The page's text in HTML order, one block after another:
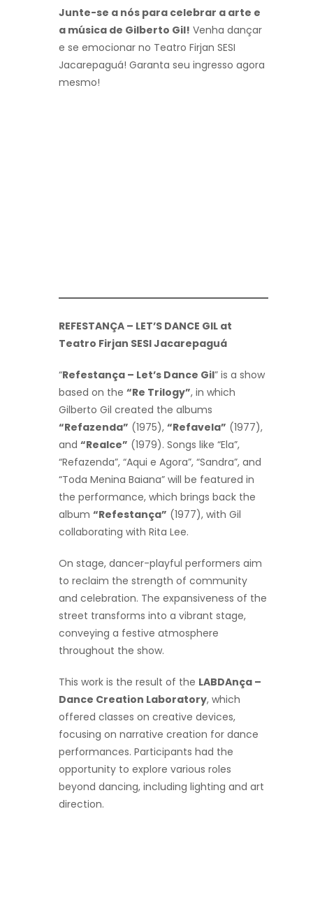
Junte-se a nós para celebrar a arte e
a música de Gilberto Gil! Venha dançar
e se emocionar no Teatro Firjan SESI
Jacarepaguá! Garanta seu ingresso agora
mesmo!
REFESTANÇA – LET’S DANCE GIL at
Teatro Firjan SESI Jacarepaguá
“Refestança – Let’s Dance Gil” is a show
based on the “Re Trilogy”, in which
Gilberto Gil created the albums
“Refazenda” (1975), “Refavela” (1977),
and “Realce” (1979). Songs like “Ela”,
“Refazenda”, “Aqui e Agora”, “Sandra”, and
“Toda Menina Baiana” will be featured in
the performance, which brings back the
album “Refestança” (1977), with Gil
collaborating with Rita Lee.
On stage, dancer-playful performers aim
to reclaim the strength of community
and celebration. The expansiveness of the
street transforms into a vibrant stage,
conveying a festive atmosphere
throughout the show.
This work is the result of the LABDAnça –
Dance Creation Laboratory, which
offered classes on creative devices,
focusing on narrative creation for dance
performances. Participants had the
opportunity to explore various roles
beyond dancing, including lighting and art
direction.